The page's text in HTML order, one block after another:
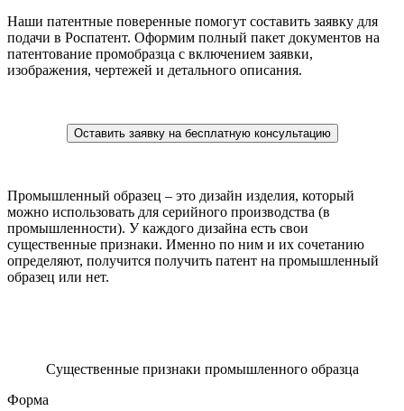
Наши патентные поверенные помогут составить заявку для
подачи в Роспатент. Оформим полный пакет документов на
патентование промобразца с включением заявки,
изображения, чертежей и детального описания.
Оставить заявку на бесплатную консультацию
Промышленный образец – это дизайн изделия, который
можно использовать для серийного производства (в
промышленности). У каждого дизайна есть свои
существенные признаки. Именно по ним и их сочетанию
определяют, получится получить патент на промышленный
образец или нет.
Существенные признаки промышленного образца
Форма